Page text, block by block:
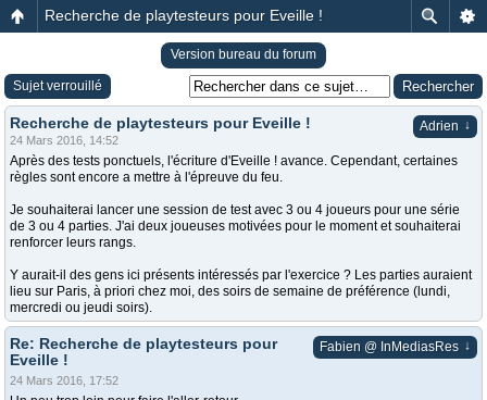
Recherche de playtesteurs pour Eveille !
Version bureau du forum
Sujet verrouillé
Adrien ↓
Recherche de playtesteurs pour Eveille !
24 Mars 2016, 14:52
Après des tests ponctuels, l'écriture d'Eveille ! avance. Cependant, certaines
règles sont encore a mettre à l'épreuve du feu.
Je souhaiterai lancer une session de test avec 3 ou 4 joueurs pour une série
de 3 ou 4 parties. J'ai deux joueuses motivées pour le moment et souhaiterai
renforcer leurs rangs.
Y aurait-il des gens ici présents intéressés par l'exercice ? Les parties auraient
lieu sur Paris, à priori chez moi, des soirs de semaine de préférence (lundi,
mercredi ou jeudi soirs).
Fabien @ InMediasRes ↓
Re: Recherche de playtesteurs pour
Eveille !
24 Mars 2016, 17:52